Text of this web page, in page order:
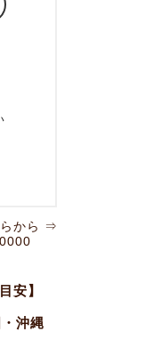
らから ⇒
安】
沖縄